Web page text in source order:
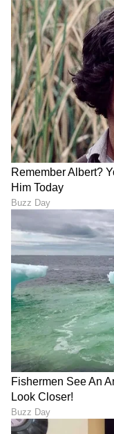
Trade Deal |